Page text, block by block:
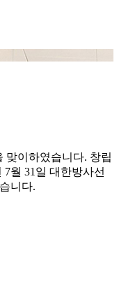
맞이하였습니다. 창립
월 31일 대한방사선
니다.